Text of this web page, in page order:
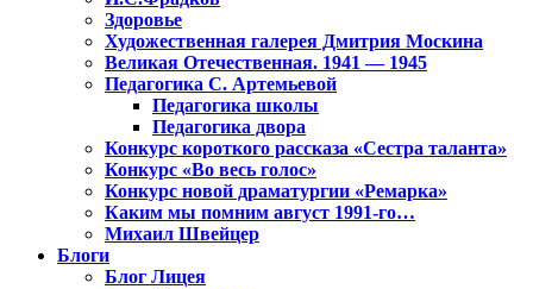
Здоровье
Художественная галерея Дмитрия Москина
Великая Отечественная. 1941 — 1945
Педагогика С. Артемьевой
Педагогика школы
Педагогика двора
Конкурс короткого рассказа «Сестра таланта»
Конкурс «Во весь голос»
Конкурс новой драматургии «Ремарка»
Каким мы помним август 1991-го…
Михаил Швейцер
Блоги
Блог Лицея